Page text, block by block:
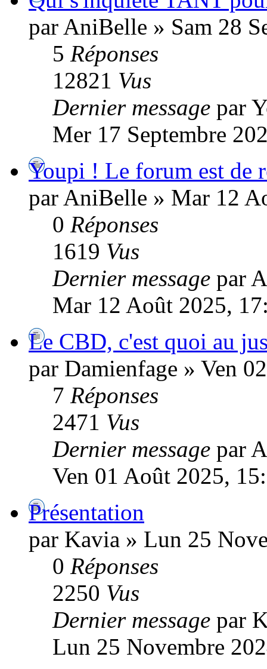
par AniBelle » Sam 28
5 Réponses
12821 Vus
Dernier message par
Mer 17 Septembre
Youpi ! Le forum est de
par AniBelle » Mar 12
0 Réponses
1619 Vus
Dernier message par
Mar 12 Août 2025,
Le CBD, c'est quoi au
par Damienfage » Ven
7 Réponses
2471 Vus
Dernier message par
Ven 01 Août 2025,
Présentation
par Kavia » Lun 25
0 Réponses
2250 Vus
Dernier message par
Lun 25 Novembre